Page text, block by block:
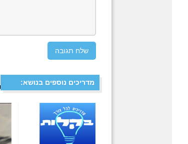
מדריכים נוספים בנושא: